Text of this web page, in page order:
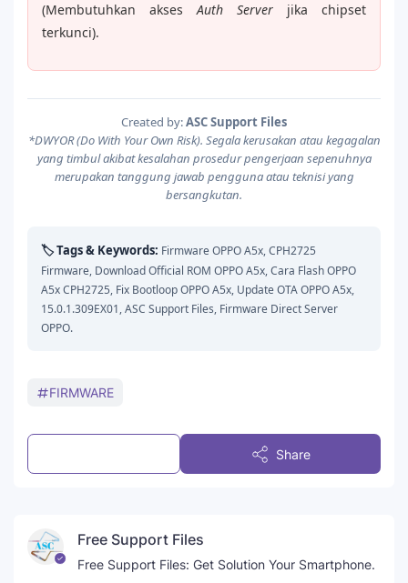
(Membutuhkan aksesAuth Server jika chipset
terkunci).
Created by:ASC Support Files
*DWYOR (Do With Your Own Risk). Segala kerusakan atau kegagalan
yang timbul akibat kesalahan prosedur pengerjaan sepenuhnya
merupakan tanggung jawab pengguna atau teknisi yang
bersangkutan.
🏷️ Tags & Keywords: Firmware OPPO A5x, CPH2725
Firmware, Download Official ROM OPPO A5x, Cara Flash OPPO
A5x CPH2725, Fix Bootloop OPPO A5x, Update OTA OPPO A5x,
15.0.1.309EX01, ASC Support Files, Firmware Direct Server
OPPO.
FIRMWARE
Share
Free Support Files
Free Support Files: Get Solution Your Smartphone.